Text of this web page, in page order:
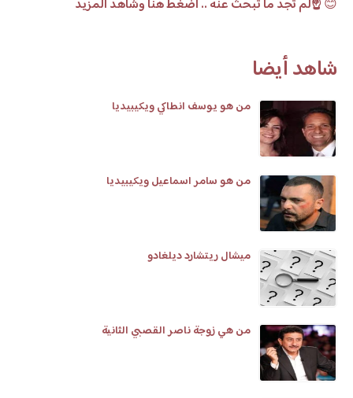
😊☝️لم تجد ما تبحث عنه .. اضغط هنا وشاهد المزيد
شاهد أيضا
من هو يوسف انطاكي ويكيبيديا
من هو سامر اسماعيل ويكيبيديا
ميشال ريتشارد ديلغادو
من هي زوجة ناصر القصبي الثانية